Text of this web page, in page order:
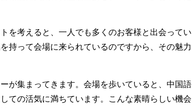
を考えると、一人でも多くのお客様と出会ってい
持って会場に来られているのですから、その魅力
が集まってきます。会場を歩いていると、中国語
ての活気に満ちています。こんな素晴らしい機会